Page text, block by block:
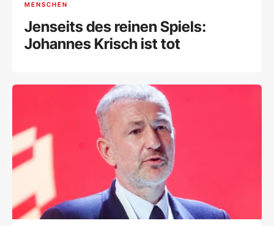
MENSCHEN
Jenseits des reinen Spiels:
Johannes Krisch ist tot